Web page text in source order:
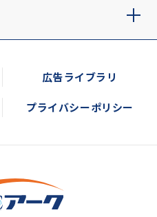
広告ライブラリ
プライバシーポリシー